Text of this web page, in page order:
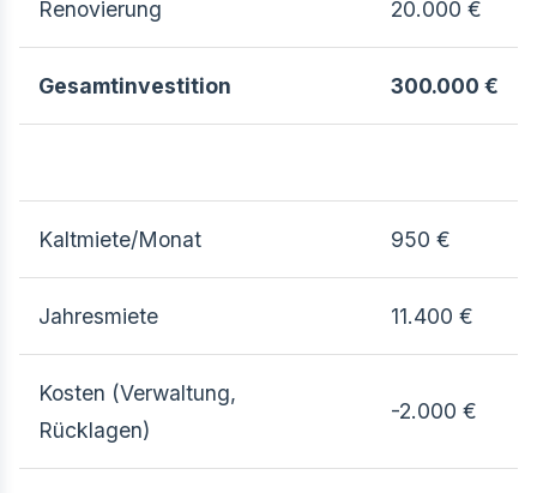
Renovierung 20.000 €
Gesamtinvestition 300.000 €
Kaltmiete/Monat 950 €
Jahresmiete 11.400 €
Kosten (Verwaltung,
Rücklagen)
-2.000 €